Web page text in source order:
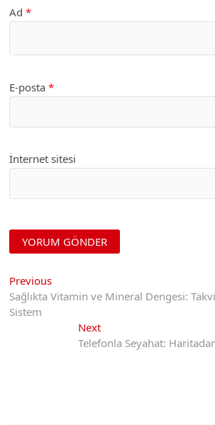
Ad*
E-posta*
İnternet sitesi
Yazı
gezinmesi
PreviousPrevious
post:
Sağlıkta Vitamin ve Mineral Dengesi:
Sistem
NextNext
post:
Telefonla Seyahat: